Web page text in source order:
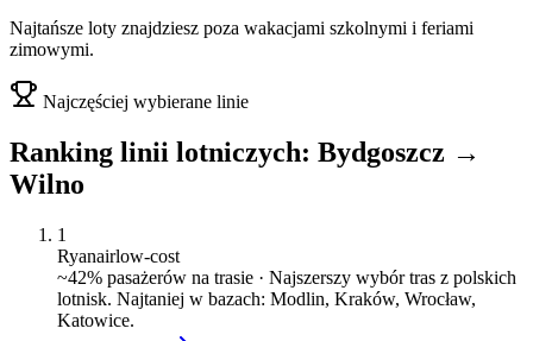
Najtańsze loty znajdziesz poza wakacjami szkolnymi i feriami
zimowymi.
Najczęściej wybierane linie
Ranking linii lotniczych: Bydgoszcz →
Wilno
1
Ryanairlow-cost
~42% pasażerów na trasie · Najszerszy wybór tras z polskich
lotnisk. Najtaniej w bazach: Modlin, Kraków, Wrocław,
Katowice.